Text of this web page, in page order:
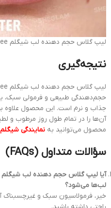
لیپ گلاس حجم دهنده لب شیگلم Oh Em Gee
نتیجه‌گیری
حجم‌دهندگی طبیعی و فرمولی سبک،
جذاب و نرم است. این محصول علاوه
آن‌ها را در تمام طول روز مرطوب و
محصول می‌توانید به نمایندگی شیگلم
سؤالات متداول (FAQs)
آیا لیپ گلاس حجم دهنده لب شیگلم
لب‌ها می‌شود؟
خیر، فرمولاسیون سبک و